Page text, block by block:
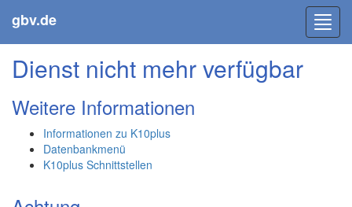
gbv.de
Dienst nicht mehr verfügbar
Weitere Informationen
Informationen zu K10plus
Datenbankmenü
K10plus Schnittstellen